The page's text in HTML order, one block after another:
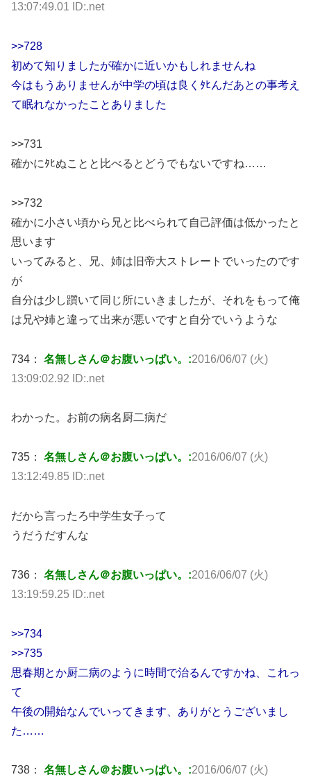
13:07:49.01 ID:.net
>>728
初めて知りましたが確かに近いかもしれませんね
今はもうありませんが中学の頃は良くﾀﾋんだあとの事考え
て眠れなかったことありました
>>731
確かにﾀﾋぬことと比べるとどうでもないですね……
>>732
確かに小さい頃から兄と比べられて自己評価は低かったと
思います
いってみると、兄、姉は旧帝大ストレートでいったのです
が
自分は少し躓いて同じ所にいきましたが、それをもって俺
は兄や姉と違って出来が悪いですと自分でいうような
734： 名無しさん＠お腹いっぱい。:2016/06/07 (火)
13:09:02.92 ID:.net
わかった。お前の病名厨二病だ
735： 名無しさん＠お腹いっぱい。:2016/06/07 (火)
13:12:49.85 ID:.net
だから言ったろ中学生女子って
うだうだすんな
736： 名無しさん＠お腹いっぱい。:2016/06/07 (火)
13:19:59.25 ID:.net
>>734
>>735
思春期とか厨二病のように時間で治るんですかね、これっ
て
午後の開始なんでいってきます、ありがとうございまし
た……
738： 名無しさん＠お腹いっぱい。:2016/06/07 (火)